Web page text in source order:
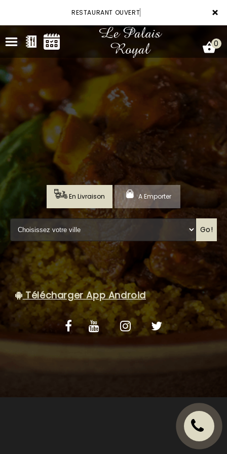
×
RESTAURANT OUVERT
ACCUEIL
LA CARTE
VOTRE COMPTE
RÉSERVATION
NOTRE RESTAURANT
VOS AVIS
MENTIONS LÉGALES
C.G.V
0
En Livraison A Emporter
Go!
Télécharger App Android